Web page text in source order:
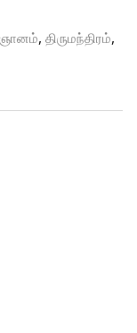
ஞானம், திருமந்திரம்,